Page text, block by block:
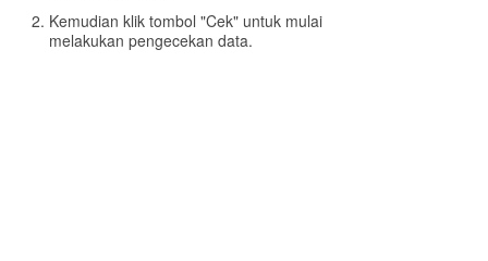
Kemudian klik tombol "Cek" untuk mulai
melakukan pengecekan data.